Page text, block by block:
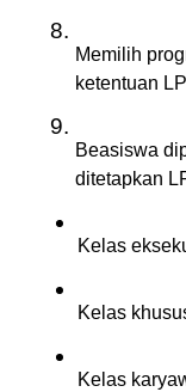
Memilih
ketentuan
Beasiswa
ditetapkan
Kelas
Kelas
Kelas